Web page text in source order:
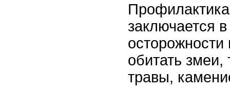
заключается
осторожности
обитать змеи,
травы,